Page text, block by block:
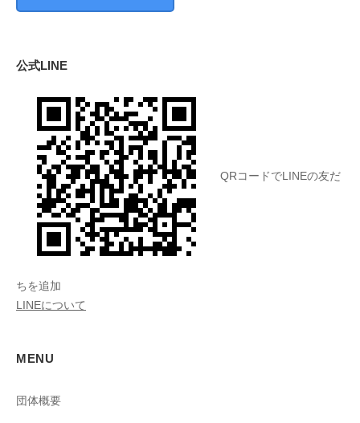
公式LINE
QRコードでLINEの友だ
ちを追加
LINEについて
MENU
団体概要